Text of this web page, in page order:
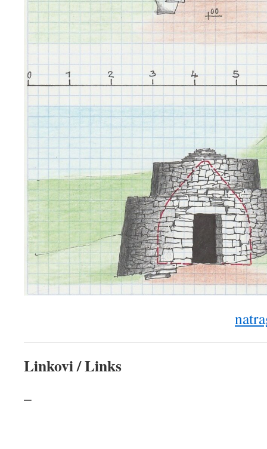
Linkovi / Links
–